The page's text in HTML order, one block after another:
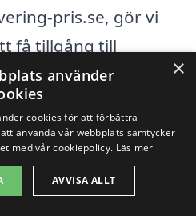
pris.se, gör vi
få tillgång till
i ditt
du snabbt och enkelt
olika företag och
passar både din
×
använder
cookies för att förbättra
använda vår webbplats samtycker
med vår cookiepolicy. Läs mer
AVVISA ALLT